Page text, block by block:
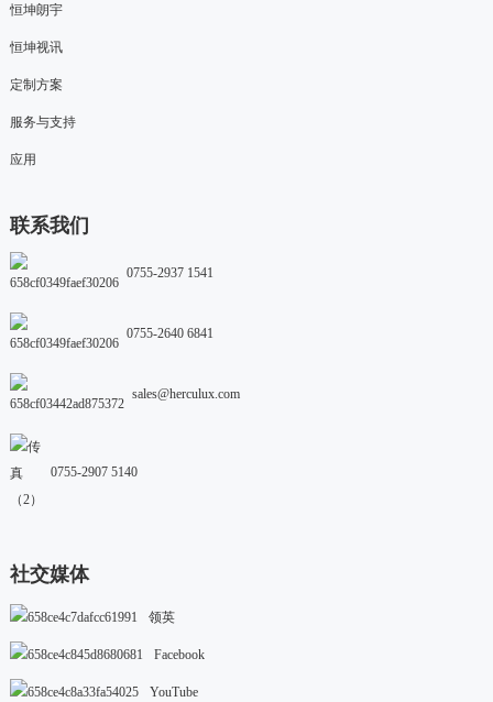
恒坤朗宇
恒坤视讯
定制方案
服务与支持
应用
联系我们
0755-2937 1541
0755-2640 6841
sales@herculux.com
0755-2907 5140
社交媒体
领英
Facebook
YouTube